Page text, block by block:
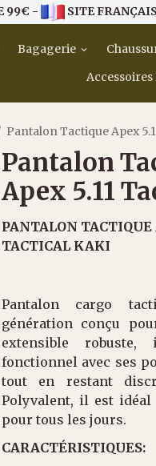
99€ - SITE
Bagagerie
Accessoires
Pantalon Tactique Apex
Pantalon
Apex 5.11
PANTALON TACTIQUE
TACTICAL KAKI
Pantalon cargo
génération conçu
extensible
fonctionnel avec ses
tout en restant
Polyvalent, il est
pour tous les jours.
CARACTÉRISTIQUES: